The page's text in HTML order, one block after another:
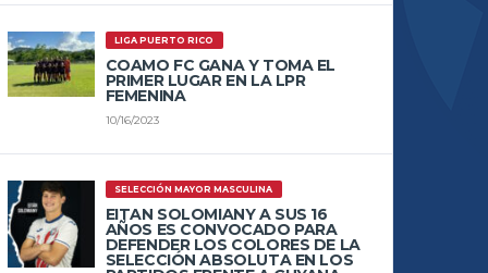
LIGA PUERTO RICO
COAMO FC GANA Y TOMA EL
PRIMER LUGAR EN LA LPR
FEMENINA
10/16/2023
SELECCIÓN MAYOR MASCULINA
EITAN SOLOMIANY A SUS 16
AÑOS ES CONVOCADO PARA
DEFENDER LOS COLORES DE LA
SELECCIÓN ABSOLUTA EN LOS